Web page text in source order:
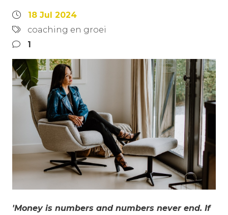
18 Jul 2024
coaching en groei
1
'Money is numbers and numbers never end. If